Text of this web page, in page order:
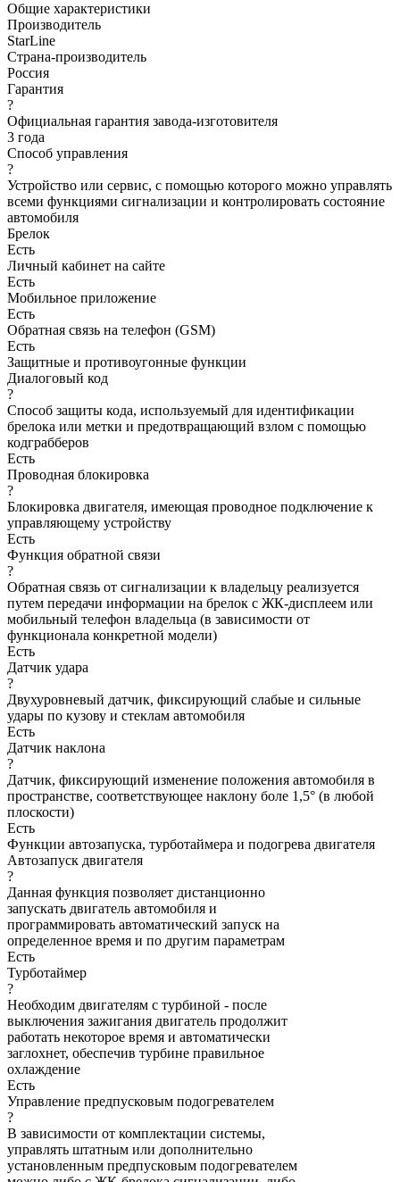
Общие характеристики
Производитель
StarLine
Страна-производитель
Россия
Гарантия
?
Официальная гарантия завода-изготовителя
3 года
Способ управления
?
Устройство или сервис, с помощью которого можно управлять
всеми функциями сигнализации и контролировать состояние
автомобиля
Брелок
Есть
Личный кабинет на сайте
Есть
Мобильное приложение
Есть
Обратная связь на телефон (GSM)
Есть
Защитные и противоугонные функции
Диалоговый код
?
Способ защиты кода, используемый для идентификации
брелока или метки и предотвращающий взлом с помощью
кодграбберов
Есть
Проводная блокировка
?
Блокировка двигателя, имеющая проводное подключение к
управляющему устройству
Есть
Функция обратной связи
?
Обратная связь от сигнализации к владельцу реализуется
путем передачи информации на брелок с ЖК-дисплеем или
мобильный телефон владельца (в зависимости от
функционала конкретной модели)
Есть
Датчик удара
?
Двухуровневый датчик, фиксирующий слабые и сильные
удары по кузову и стеклам автомобиля
Есть
Датчик наклона
?
Датчик, фиксирующий изменение положения автомобиля в
пространстве, соответствующее наклону боле 1,5° (в любой
плоскости)
Есть
Функции автозапуска, турботаймера и подогрева двигателя
Автозапуск двигателя
?
Данная функция позволяет дистанционно
запускать двигатель автомобиля и
программировать автоматический запуск на
определенное время и по другим параметрам
Есть
Турботаймер
?
Необходим двигателям с турбиной - после
выключения зажигания двигатель продолжит
работать некоторое время и автоматически
заглохнет, обеспечив турбине правильное
охлаждение
Есть
Управление предпусковым подогревателем
?
В зависимости от комплектации системы,
управлять штатным или дополнительно
установленным предпусковым подогревателем